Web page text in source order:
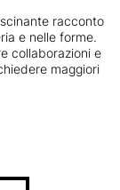
racconto
e nelle forme.
collaborazioni e
maggiori